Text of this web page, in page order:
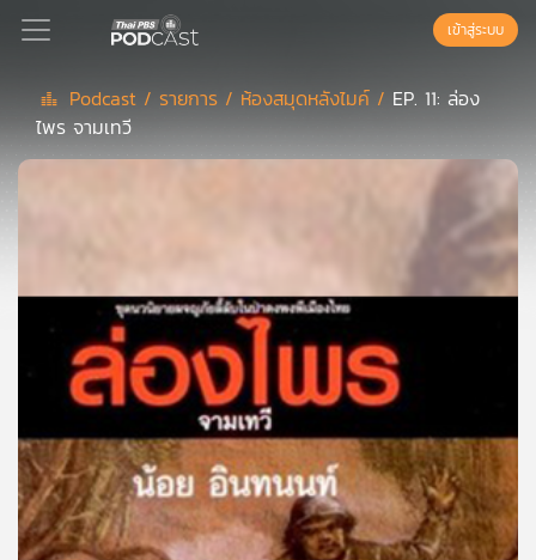
Podcast
สต์
ย์
ลิ
สต์
ของ
คุณ
เข้าสู่ระบบ
Podcast / รายการ / ห้องสมุดหลังไมค์ / EP. 11: ล่อง
ไพร จามเทวี